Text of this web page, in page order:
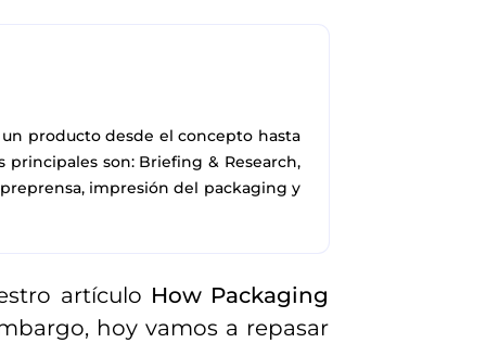
producto desde el concepto hasta
principales son: Briefing & Research,
impresión del packaging y
artículo How Packaging
hoy vamos a repasar